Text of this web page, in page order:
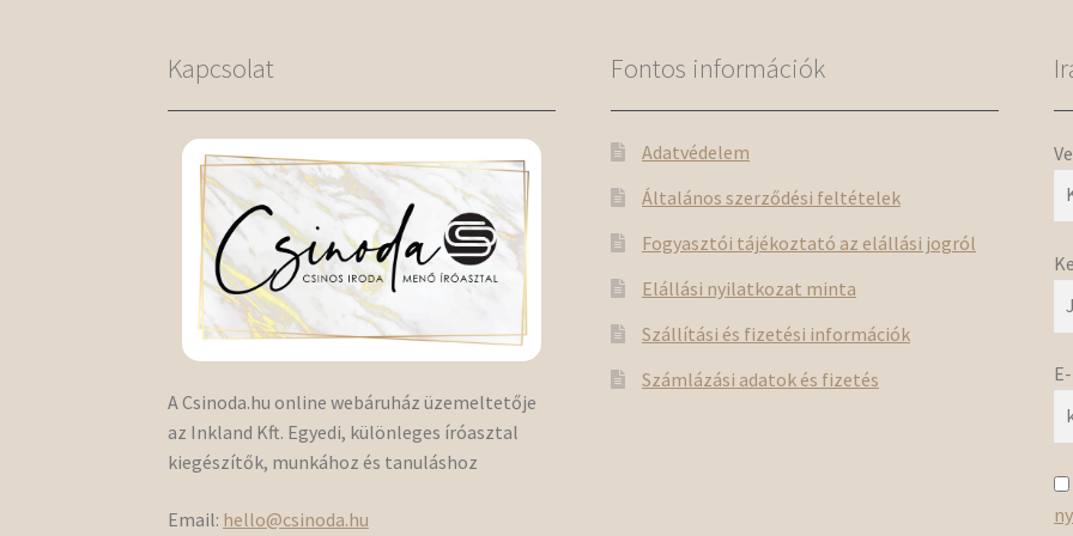
Kapcsolat
A Csinoda.hu online webáruház üzemeltetője
az Inkland Kft. Egyedi, különleges íróasztal
kiegészítők, munkához és tanuláshoz
Email: hello@csinoda.hu
Fontos információk
Adatvédelem
Általános szerződési feltételek
Fogyasztói tájékoztató az elállási jogról
Elállási nyilatkozat minta
Szállítási és fizetési információk
Számlázási adatok és fizetés